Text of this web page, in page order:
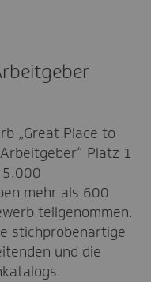
„Great Place to
Platz 1
mehr als 600
teilgenommen.
stichprobenartige
und die